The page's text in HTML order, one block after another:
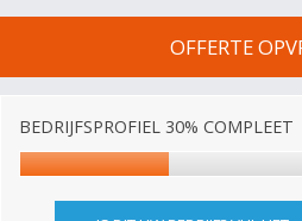
OFFERTE
BEDRIJFSPROFIEL 30% COMPLEET